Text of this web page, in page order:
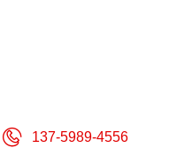
137-5989-4556